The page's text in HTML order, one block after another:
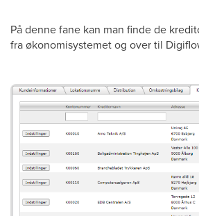
På denne fane kan man finde de
fra økonomisystemet og over til